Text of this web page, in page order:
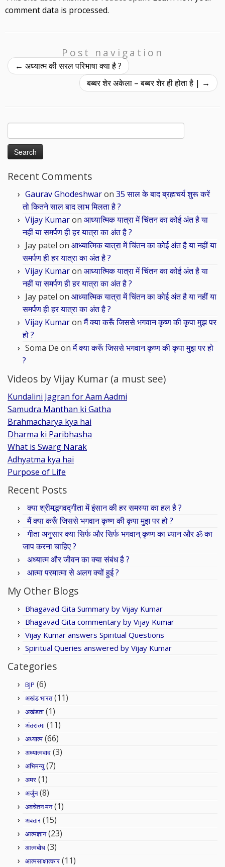
comment data is processed.
Post navigation
← अध्यात्म की सरल परिभाषा क्या है ?
बब्बर शेर अकेला – बब्बर शेर ही होता है | →
for:
Recent Comments
Gaurav Ghodeshwaron 35 साल के बाद ब्रह्मचर्य शुरू करें
तो कितने साल बाद लाभ मिलता है ?
Vijay Kumaron आध्यात्मिक यात्रा में चिंतन का कोई अंत है या
नहीं या समर्पण ही हर यात्रा का अंत है ?
Jay patel on आध्यात्मिक यात्रा में चिंतन का कोई अंत है या नहीं या
समर्पण ही हर यात्रा का अंत है ?
Vijay Kumaron आध्यात्मिक यात्रा में चिंतन का कोई अंत है या
नहीं या समर्पण ही हर यात्रा का अंत है ?
Jay patel on आध्यात्मिक यात्रा में चिंतन का कोई अंत है या नहीं या
समर्पण ही हर यात्रा का अंत है ?
Vijay Kumaronमैं क्या करूँ जिससे भगवान कृष्ण की कृपा मुझ पर
हो ?
Soma De onमैं क्या करूँ जिससे भगवान कृष्ण की कृपा मुझ पर हो
?
Videos by Vijay Kumar (a must see)
Kundalini Jagran for Aam Aadmi
Samudra Manthan ki Gatha
Brahmacharya kya hai
Dharma ki Paribhasha
What is Swarg Narak
Adhyatma kya hai
Purpose of Life
Recent Posts
क्या श्रीमद्भगवद्गीता में इंसान की हर समस्या का हल है ?
मैं क्या करूँ जिससे भगवान कृष्ण की कृपा मुझ पर हो ?
गीता अनुसार क्या सिर्फ और सिर्फ भगवान् कृष्ण का ध्यान और ॐ का
जाप करना चाहिए ?
अध्यात्म और जीवन का क्या संबंध है ?
आत्मा परमात्मा से अलग क्यों हुई ?
My Other Blogs
Bhagavad Gita Summary by Vijay Kumar
Bhagavad Gita commentary by Vijay Kumar
Vijay Kumar answers Spiritual Questions
Spiritual Queries answered by Vijay Kumar
Categories
BJP (6)
अखंड भारत(11)
अखंडता (1)
अंतरात्मा (11)
अध्यात्म (66)
अध्यात्मवाद (3)
अभिमन्यु(7)
अमर (1)
अर्जुन(8)
अवचेतन मन(1)
अवतार (15)
आत्मज्ञान(23)
आत्मबोध (3)
आत्मसाक्षात्कार (11)